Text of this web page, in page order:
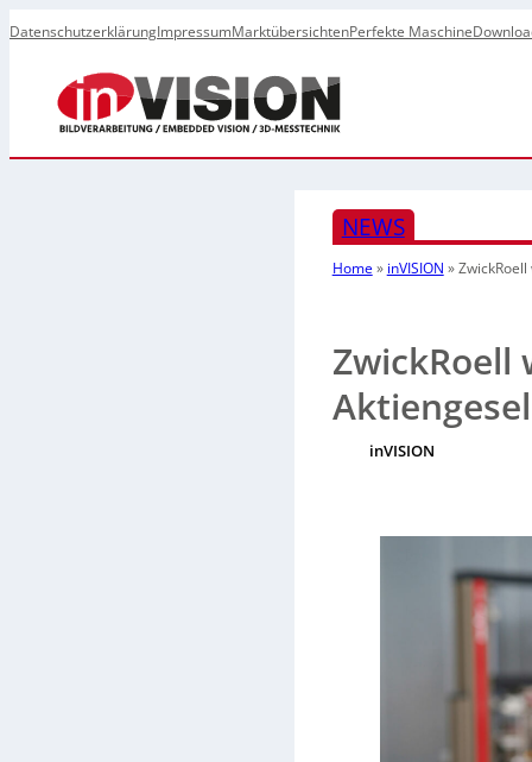
DatenschutzerklärungImpressumMarktübersichtenPerfekte Maschine
NEWS
Home» inVISION »
ZwickRoell
inVISION